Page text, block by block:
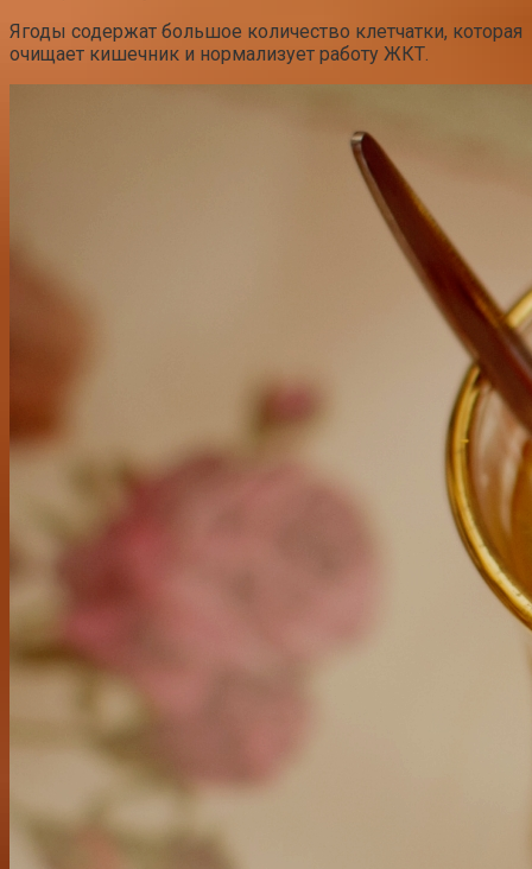
Ягоды содержат большое количество клетчатки, которая
очищает кишечник и нормализует работу ЖКТ.